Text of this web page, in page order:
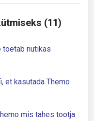
(11)
nutikas
et kasutada Themo
mis tahes tootja